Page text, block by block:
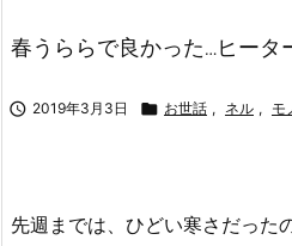
春うららで良かった…ヒータ
 2019年3月3日  お世話 , ネル , モ
先週までは、ひどい寒さだった